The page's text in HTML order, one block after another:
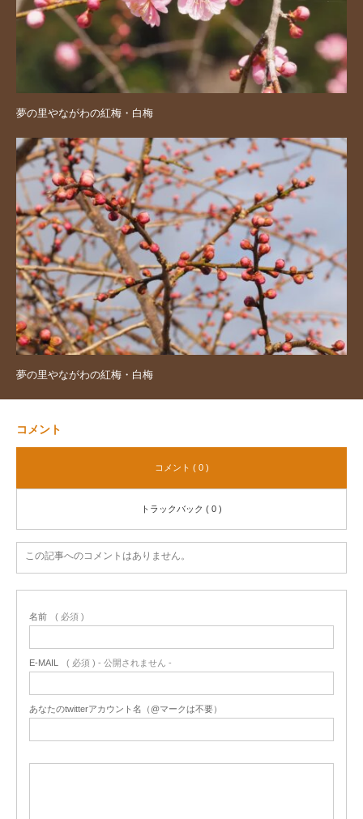
夢の里やながわの紅梅・白梅
夢の里やながわの紅梅・白梅
コメント
コメント ( 0 )
トラックバック ( 0 )
この記事へのコメントはありません。
名前 ( 必須 )
E-MAIL ( 必須 ) - 公開されません -
あなたのtwitterアカウント名（@マークは不要）